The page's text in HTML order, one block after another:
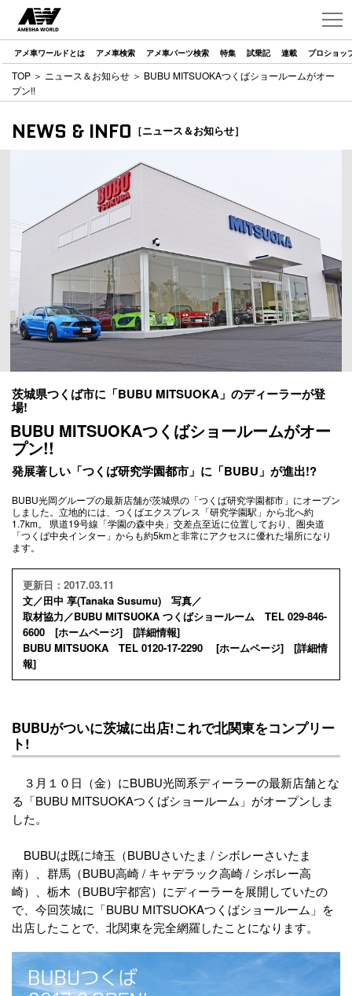
アメ車ワールドとは アメ車検索 アメ車パーツ検索 特集 試乗記 連載 プロショッ
TOP ＞ ニュース＆お知らせ ＞ BUBU MITSUOKAつくばショールームがオー
プン!!
NEWS & INFO ［ニュース＆お知らせ］
茨城県つくば市に「BUBU MITSUOKA」のディーラーが登
場!
BUBU MITSUOKAつくばショールームがオー
プン!!
発展著しい「つくば研究学園都市」に「BUBU」が進出!?
BUBU光岡グループの最新店舗が茨城県の「つくば研究学園都市」にオープン
しました。立地的には、つくばエクスプレス「研究学園駅」から北へ約
1.7km。 県道19号線「学園の森中央」交差点至近に位置しており、圏央道
「つくば中央インター」からも約5kmと非常にアクセスに優れた場所になり
ます。
更新日：2017.03.11
文／田中 享(Tanaka Susumu) 写真／
取材協力／BUBU MITSUOKA つくばショールーム TEL 029-846-
6600 [ホームページ] [詳細情報]
BUBU MITSUOKA TEL 0120-17-2290 [ホームページ] [詳細情
報]
BUBUがついに茨城に出店!これで北関東をコンプリー
ト!
３月１０日（金）にBUBU光岡系ディーラーの最新店舗とな
る「BUBU MITSUOKAつくばショールーム」がオープンしま
した。
BUBUは既に埼玉（BUBUさいたま / シボレーさいたま
南）、群馬（BUBU高崎 / キャデラック高崎 / シボレー高
崎）、栃木（BUBU宇都宮）にディーラーを展開していたの
で、今回茨城に「BUBU MITSUOKAつくばショールーム」を
出店したことで、北関東を完全網羅したことになります。